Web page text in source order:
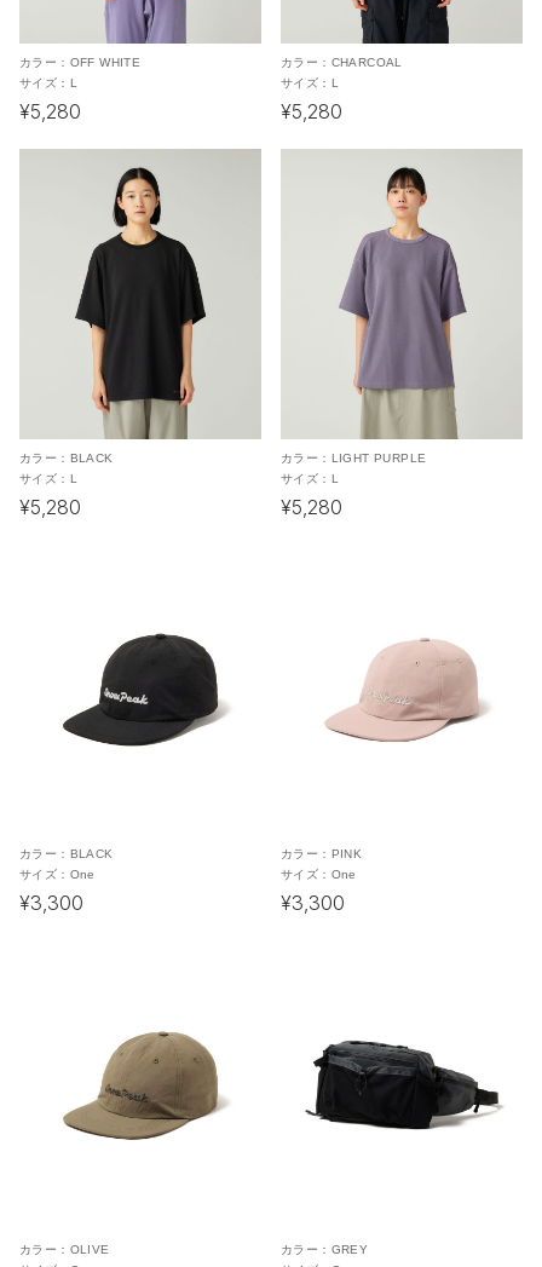
カラー： OFF WHITE
サイズ： L
¥5,280
カラー： CHARCOAL
サイズ： L
¥5,280
カラー： BLACK
サイズ： L
¥5,280
カラー： LIGHT PURPLE
サイズ： L
¥5,280
カラー： BLACK
サイズ： One
¥3,300
カラー： PINK
サイズ： One
¥3,300
カラー： OLIVE
カラー： GREY